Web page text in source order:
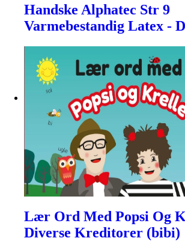
Handske Alphatec Str 9
Varmebestandig Latex -
Lær Ord Med Popsi Og
Diverse Kreditorer (bibi)